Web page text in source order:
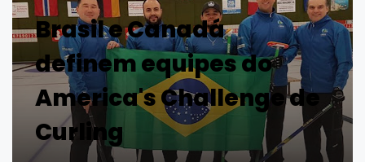
Brasil e Canadá
definem equipes do
America's Challenge de
Curling